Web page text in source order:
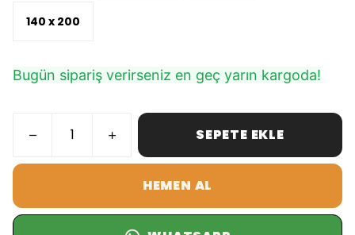
140 x 200
Bugün sipariş verirseniz en geç yarın kargoda!
SEPETE EKLE
HEMEN AL